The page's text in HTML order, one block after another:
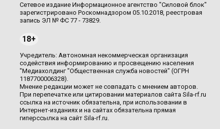
Сетевое издание Информационное агентство "Силовой блок"
зарегистрировано Роскомнадзором 05.10.2018, реестровая
запись ЭЛ № ФС 77 - 73829.
18+
Учредитель: Автономная некоммерческая организация
содействия информированию и просвещению населения
"Медиахолдинг "Общественная служба новостей" (ОГРН
1187700006328).
Мнение редакции может не совпадать с мнением авторов.
При перепечатке или цитировании материалов сайта Sila-rf.ru
ссылка на источник обязательна, при использовании в
Интернет-изданиях и на сайтах обязательна прямая
гиперссылка на сайт Sila-rf.ru.